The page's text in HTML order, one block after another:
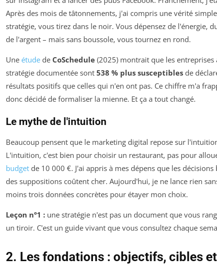
Après des mois de tâtonnements, j'ai compris une vérité
stratégie, vous tirez dans le noir. Vous dépensez de l'énergie,
de l'argent – mais sans boussole, vous tournez en rond.
Une étude de CoSchedule (2025) montrait que les entreprises
stratégie documentée sont 538 % plus susceptibles de
résultats positifs que celles qui n'en ont pas. Ce chiffre m'a
donc décidé de formaliser la mienne. Et ça a tout changé.
Le mythe de l'intuition
Beaucoup pensent que le marketing digital repose sur
L'intuition, c'est bien pour choisir un restaurant, pas pour
budget de 10 000 €. J'ai appris à mes dépens que les décisions
des suppositions coûtent cher. Aujourd'hui, je ne lance rien
moins trois données concrètes pour étayer mon choix.
Leçon n°1 : une stratégie n'est pas un document que vous
un tiroir. C'est un guide vivant que vous consultez chaque
2. Les fondations : objectifs, cibles